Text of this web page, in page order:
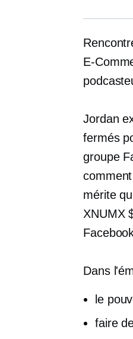
E-
Jordan
fermés
groupe
mérite
XNUMX
Dans
le
faire